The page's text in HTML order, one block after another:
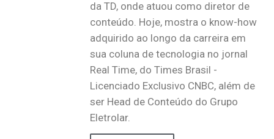
da TD, onde atuou como diretor de
conteúdo. Hoje, mostra o know-how
adquirido ao longo da carreira em
sua coluna de tecnologia no jornal
Real Time, do Times Brasil -
Licenciado Exclusivo CNBC, além de
ser Head de Conteúdo do Grupo
Eletrolar.